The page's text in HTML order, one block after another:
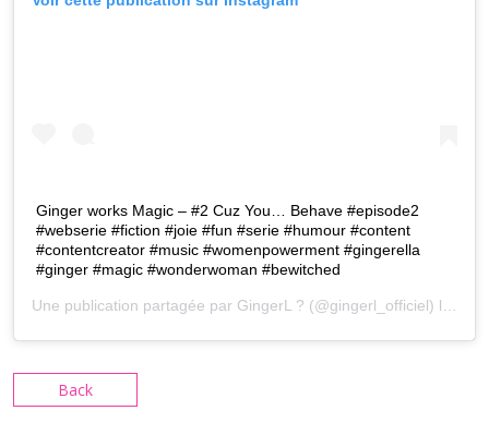
Ginger works Magic – #2 Cuz You… Behave #episode2
#webserie #fiction #joie #fun #serie #humour #content
#contentcreator #music #womenpowerment #gingerella
#ginger #magic #wonderwoman #bewitched
Une publication partagée par GingerL ? (@gingerl_officiel) le
Back